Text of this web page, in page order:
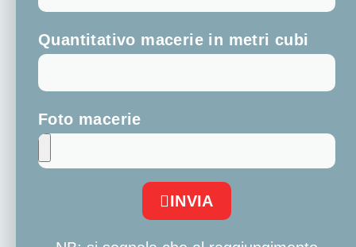
Quantitativo macerie in metri cubi
Foto macerie
INVIA